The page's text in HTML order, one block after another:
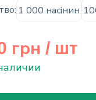
1 000 насінин
грн/ шт